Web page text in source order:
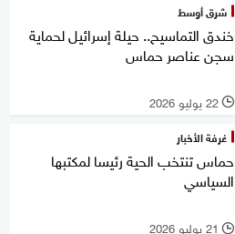
شرق أوسط
خندق التماسيح.. حيلة إسرائيل لحماية
سجن عناصر حماس
l 22 يوليو 2026
غرفة الأخبار
حماس تنتخب الحية رئيسا لمكتبها
السياسي
l 21 يوليو 2026